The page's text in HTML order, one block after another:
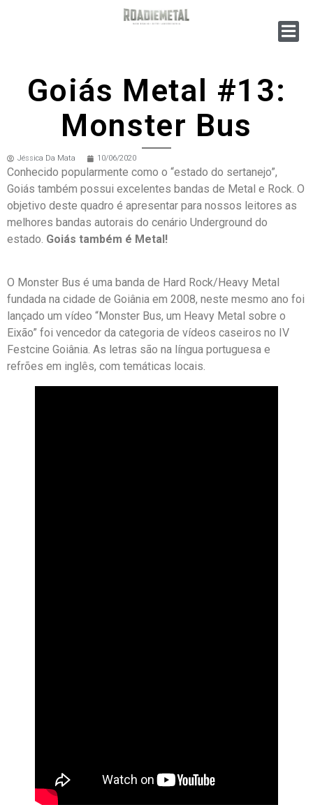
Goiás Metal #13:
Monster Bus
Jéssica Da Mata 10/06/2020
Conhecido popularmente como o “estado do sertanejo”,
Goiás também possui excelentes bandas de Metal e Rock. O
objetivo deste quadro é apresentar para nossos leitores as
melhores bandas autorais do cenário Underground do
estado. Goiás também é Metal!
O Monster Bus é uma banda de Hard Rock/Heavy Metal
fundada na cidade de Goiânia em 2008, neste mesmo ano foi
lançado um vídeo “Monster Bus, um Heavy Metal sobre o
Eixão” foi vencedor da categoria de vídeos caseiros no IV
Festcine Goiânia. As letras são na língua portuguesa e
refrões em inglês, com temáticas locais.